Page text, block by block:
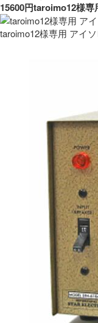
15600円taroimo12様
taroimo12様専用 アイ